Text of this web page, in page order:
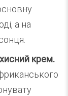
а на
крем.